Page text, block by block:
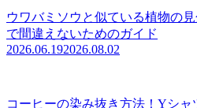
ウワバミソウと似ている植物の
で間違えないためのガイド
2026.06.192026.08.02
コーヒーの染み抜き方法！Yシャ